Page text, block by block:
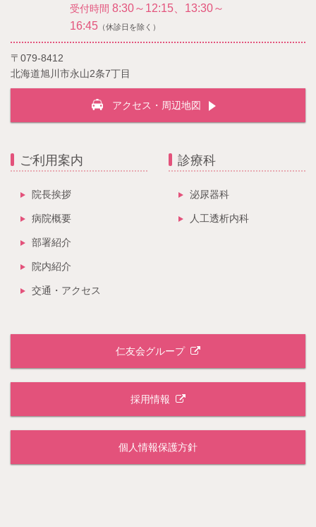
受付時間 8:30～12:15、13:30～
16:45 （休診日を除く）
〒079-8412
北海道旭川市永山2条7丁目
アクセス・周辺地図
ご利用案内
院長挨拶
病院概要
部署紹介
院内紹介
交通・アクセス
診療科
泌尿器科
人工透析内科
仁友会グループ
採用情報
個人情報保護方針